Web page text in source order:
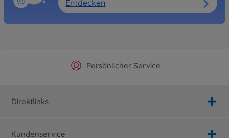
Entdecken
Offizieller Hersteller Shop
Persönlicher Service
Versandkostenfrei ab 25€
Schnelle Lieferung
Direktlinks
Kundenservice